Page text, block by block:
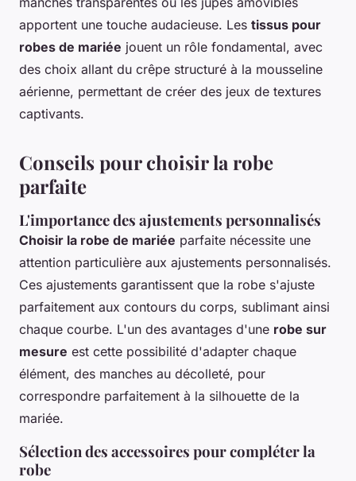
apportent une touche audacieuse. Les tissus pour
robes de mariée jouent un rôle fondamental, avec
des choix allant du crêpe structuré à la mousseline
aérienne, permettant de créer des jeux de textures
captivants.
Conseils pour choisir la robe
parfaite
L'importance des ajustements personnalisés
Choisir la robe de mariée parfaite nécessite une
attention particulière aux ajustements personnalisés.
Ces ajustements garantissent que la robe s'ajuste
parfaitement aux contours du corps, sublimant ainsi
chaque courbe. L'un des avantages d'une robe sur
mesure est cette possibilité d'adapter chaque
élément, des manches au décolleté, pour
correspondre parfaitement à la silhouette de la
mariée.
Sélection des accessoires pour compléter la
robe